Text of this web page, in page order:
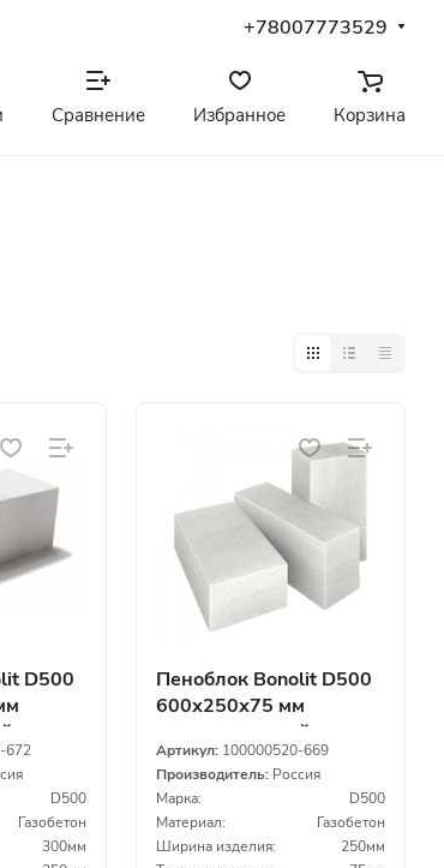
+78007773529
Сравнение Избранное Корзина
D500
672
D500
Газобетон
300мм
Пеноблок Bonolit D500
600х250х75 мм
газосиликатный
Артикул: 100000520-669
Производитель: Россия
Марка:
D500
Материал:
Газобетон
Ширина изделия:
250мм